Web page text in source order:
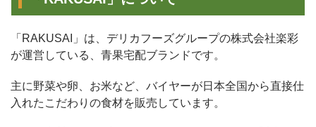
「RAKUSAI」は、デリカフーズグループの株式会社楽彩
が運営している、青果宅配ブランドです。
主に野菜や卵、お米など、バイヤーが日本全国から直接仕
入れたこだわりの食材を販売しています。